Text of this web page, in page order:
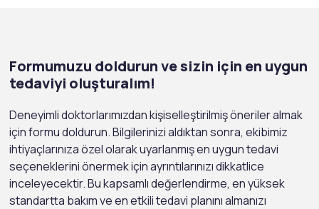
Formumuzu doldurun ve sizin için en uygun
tedaviyi oluşturalım!
Deneyimli doktorlarımızdan kişiselleştirilmiş öneriler almak
için formu doldurun. Bilgilerinizi aldıktan sonra, ekibimiz
ihtiyaçlarınıza özel olarak uyarlanmış en uygun tedavi
seçeneklerini önermek için ayrıntılarınızı dikkatlice
inceleyecektir. Bu kapsamlı değerlendirme, en yüksek
standartta bakım ve en etkili tedavi planını almanızı